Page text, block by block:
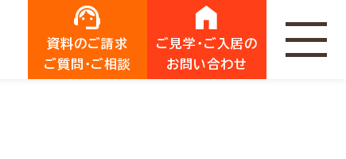
資料のご請求
ご質問・ご相談
ご見学・ご入居の
お問い合わせ